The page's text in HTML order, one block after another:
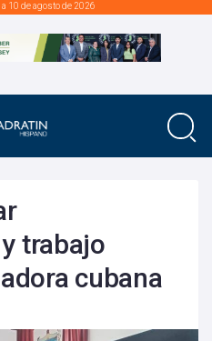
a 10 de agosto de 2026
trabajo
cubana